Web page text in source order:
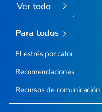
Ver todo
Para todos
El estrés por calor
Recomendaciones
Recursos de comunicación